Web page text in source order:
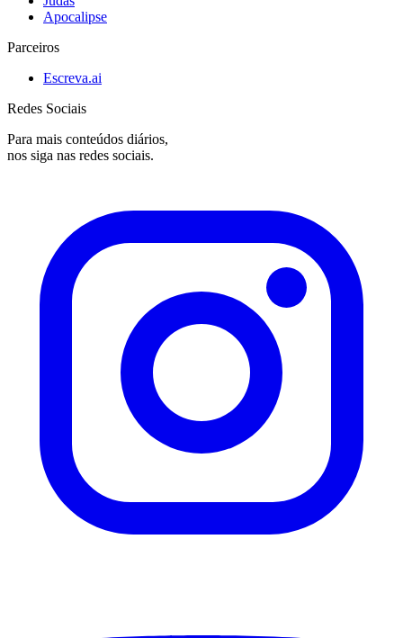
Apocalipse
Parceiros
Escreva.ai
Redes Sociais
Para mais conteúdos diários,
nos siga nas redes sociais.